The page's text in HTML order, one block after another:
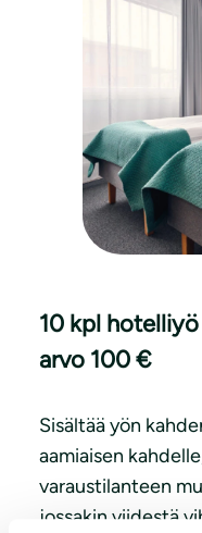
10 kpl
arvo 100 €
Sisältää yön
aamiaisen
varaustilanteen
jossakin viidestä